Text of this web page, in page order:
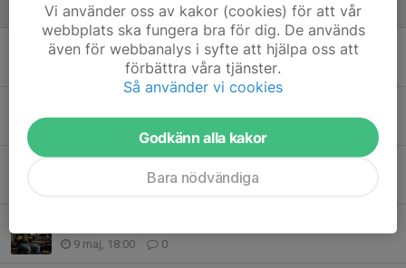
22 jun, 16:00 0
50-årskalas med Veteranturnering
5 jun, 18:00 0
1
9 maj, 18:00 0
Vi använder oss av kakor (cookies) för att vår
webbplats ska fungera bra för dig. De används
även för webbanalys i syfte att hjälpa oss att
förbättra våra tjänster.
Så använder vi cookies
Godkänn alla kakor
Bara nödvändiga